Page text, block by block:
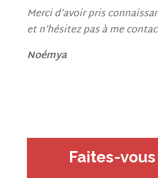
Merci d’avoir pris
et n’hésitez pas à me
Noémya
Faites-